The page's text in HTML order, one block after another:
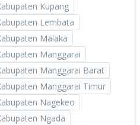
Kupang
Lembata
Malaka
Manggarai
Manggarai Barat
Manggarai Timur
Nagekeo
Ngada